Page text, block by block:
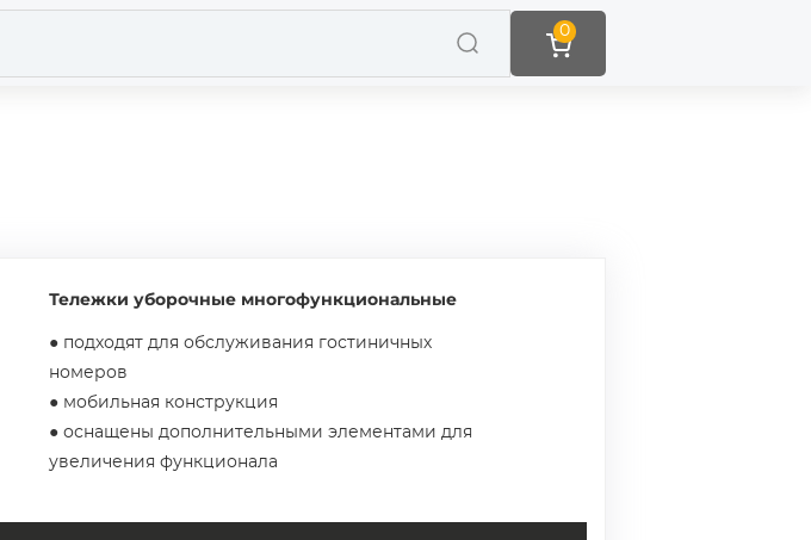
0
Тележки уборочные многофункциональные
● подходят для обслуживания гостиничных
номеров
● мобильная конструкция
● оснащены дополнительными элементами для
увеличения функционала